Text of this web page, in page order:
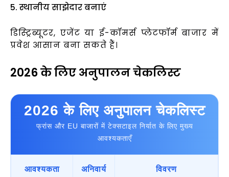
5. स्थानीय साझेदार बनाएं
डिस्ट्रिब्यूटर, एजेंट या ई-कॉमर्स प्लेटफॉर्म बाजार में
प्रवेश आसान बना सकते हैं।
2026 के लिए अनुपालन चेकलिस्ट
2026 के लिए अनुपालन चेकलिस्ट
फ्रांस और EU बाजारों में टेक्सटाइल निर्यात के लिए मुख्य
आवश्यकताएँ
आवश्यकता अनिवार्य विवरण